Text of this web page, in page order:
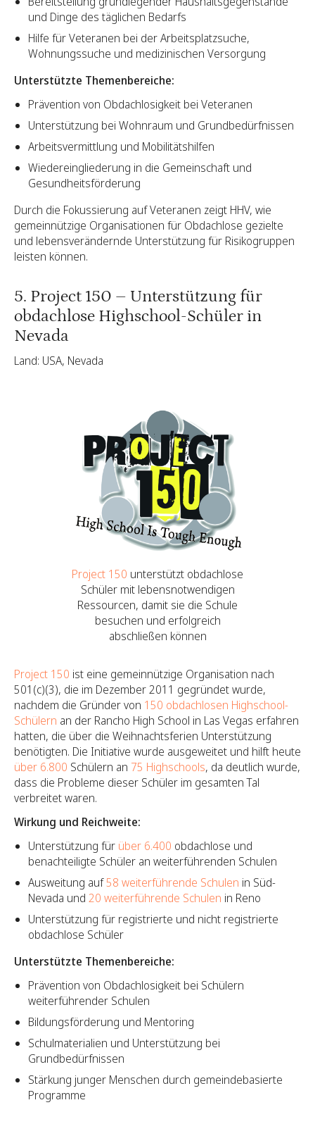
und Dinge des täglichen Bedarfs
Hilfe für Veteranen bei der Arbeitsplatzsuche,
Wohnungssuche und medizinischen Versorgung
Unterstützte Themenbereiche:
Prävention von Obdachlosigkeit bei Veteranen
Unterstützung bei Wohnraum und Grundbedürfnissen
Arbeitsvermittlung und Mobilitätshilfen
Wiedereingliederung in die Gemeinschaft und
Gesundheitsförderung
Durch die Fokussierung auf Veteranen zeigt HHV, wie
gemeinnützige Organisationen für Obdachlose gezielte
und lebensverändernde Unterstützung für Risikogruppen
leisten können.
5. Project 150 – Unterstützung für
obdachlose Highschool-Schüler in
Nevada
Land: USA, Nevada
Project 150 unterstützt obdachlose
Schüler mit lebensnotwendigen
Ressourcen, damit sie die Schule
besuchen und erfolgreich
abschließen können
Project 150 ist eine gemeinnützige Organisation nach
501(c)(3), die im Dezember 2011 gegründet wurde,
nachdem die Gründer von 150 obdachlosen Highschool-
Schülern an der Rancho High School in Las Vegas erfahren
hatten, die über die Weihnachtsferien Unterstützung
benötigten. Die Initiative wurde ausgeweitet und hilft heute
über 6.800 Schülern an 75 Highschools, da deutlich wurde,
dass die Probleme dieser Schüler im gesamten Tal
verbreitet waren.
Wirkung und Reichweite:
Unterstützung für über 6.400 obdachlose und
benachteiligte Schüler an weiterführenden Schulen
Ausweitung auf58 weiterführende Schulen in Süd-
Nevada und 20 weiterführende Schulen in Reno
Unterstützung für registrierte und nicht registrierte
obdachlose Schüler
Unterstützte Themenbereiche:
Prävention von Obdachlosigkeit bei Schülern
weiterführender Schulen
Bildungsförderung und Mentoring
Schulmaterialien und Unterstützung bei
Grundbedürfnissen
Stärkung junger Menschen durch gemeindebasierte
Programme